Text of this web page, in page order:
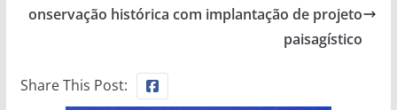
onservação histórica com implantação de projeto
paisagístico
Share This Post: